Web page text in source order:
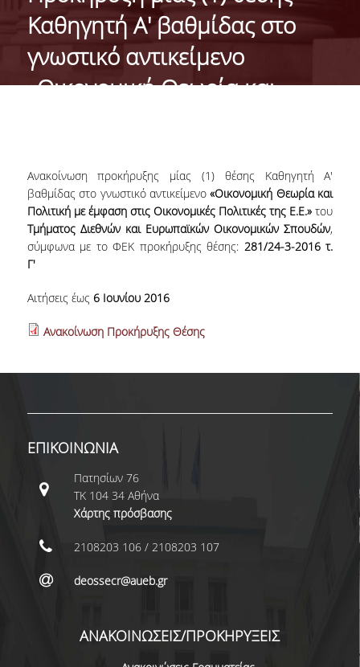
ΔΙΟΙΚΗΣΗ ΤΟΥ ΤΜΗΜΑΤΟΣ
ΓΡΑΜΜΑΤΕΙΑ ΠΡΟΠΤΥΧΙΑΚΩΝ ΣΠΟΥΔΩΝ
ΓΡΑΜΜΑΤΕΙΕΣ ΜΕΤΑΠΤΥΧΙΑΚΩΝ ΣΠΟΥΔΩΝ
ΑΝΘΡΩΠΙΝΟ ΔΥΝΑΜΙΚΟ
ΜΕΛΗ ΔΕΠ
ΕΠΙΤΙΜΟΙ ΔΙΔΑΚΤΟΡΕΣ / ΕΡΕΥΝΗΤΙΚΟΙ
ΕΝΤΕΤΑΛΜΕΝΟΙ ΔΙΔΑΣΚΟΝΤΕΣ
ΜΕΤΑΔΙΔΑΚΤΟΡΕΣ
ΤΜΗΜΑΤΟΣ
ΜΗΤΡΩΑ ΜΕΛΩΝ ΤΜΗΜΑΤΟΣ
ΥΠΟΨΗΦΙΟΙ ΦΟΙΤΗΤΕΣ
ΓΙΑΤΙ ΔΕΟΣ
ΟΙΚΟΝΟΜΙΚΑ ΜΕ ΔΙΕΘΝΗ ΔΙΑΣΤΑΣΗ
Καθηγητή Α' βαθμίδας στο
γνωστικό αντικείμενο
«Οικονομική Θεωρία και
Ε.Ε.»
Ανακοίνωση προκήρυξης μίας (1) θέσης Καθηγητή Α'
βαθμίδας στο γνωστικό αντικείμενο«Οικονομική Θεωρία και
Πολιτική με έμφαση στις Οικονομικές Πολιτικές της Ε.Ε.» του
Τμήματος Διεθνών και Ευρωπαϊκών Οικονομικών Σπουδών,
σύμφωνα με το ΦΕΚ προκήρυξης θέσης: 281/24-3-2016 τ.
Γ'
Αιτήσεις έως 6 Ιουνίου 2016
Ανακοίνωση Προκήρυξης Θέσης
ΕΠΙΚΟΙΝΩΝΙΑ
Πατησίων 76
ΤΚ 104 34 Αθήνα
Χάρτης πρόσβασης
2108203 106 / 2108203 107
deossecr@aueb.gr
ΑΝΑΚΟΙΝΩΣΕΙΣ/ΠΡΟΚΗΡΥΞΕΙΣ